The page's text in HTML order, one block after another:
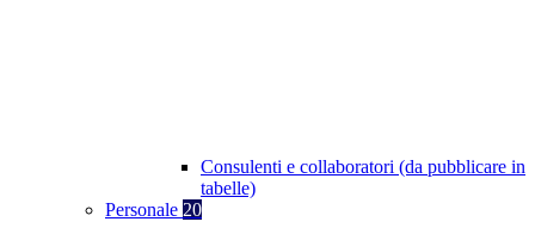
Consulenti e collaboratori (da pubblicare in
tabelle)
Personale 20